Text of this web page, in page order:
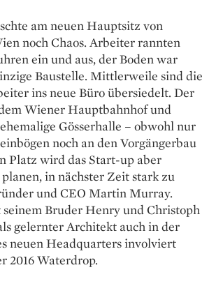
am neuen Hauptsitz von
noch Chaos. Arbeiter rannten
ein und aus, der Boden war
Baustelle. Mittlerweile sind die
ins neue Büro übersiedelt. Der
Wiener Hauptbahnhof und
Gösserhalle – obwohl nur
noch an den Vorgängerbau
Platz wird das Start-up aber
in nächster Zeit stark zu
und CEO Martin Murray.
Bruder Henry und Christoph
gelernter Architekt auch in der
neuen Headquarters involviert
2016 Waterdrop.